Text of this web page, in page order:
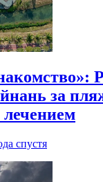
за
спустя